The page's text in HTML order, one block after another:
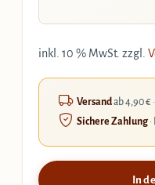
inkl. 10 % MwSt. zzgl.
Versandab 4,90 €
Sichere Zahlung·
In